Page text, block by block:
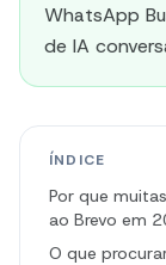
WhatsApp
de IA
ÍNDICE
Por que
ao Brevo em
O que